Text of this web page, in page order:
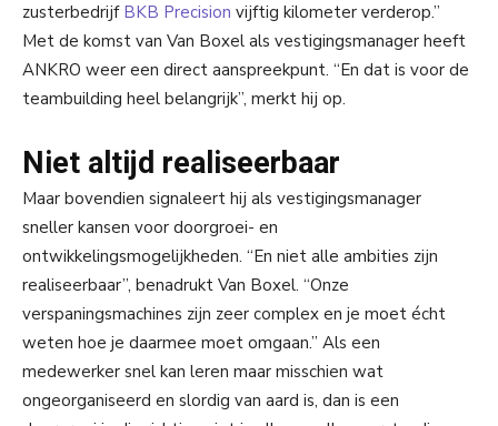
zusterbedrijf BKB Precision vijftig kilometer verderop.”
Met de komst van Van Boxel als vestigingsmanager heeft
ANKRO weer een direct aanspreekpunt. “En dat is voor de
teambuilding heel belangrijk”, merkt hij op.
Niet altijd realiseerbaar
Maar bovendien signaleert hij als vestigingsmanager
sneller kansen voor doorgroei- en
ontwikkelingsmogelijkheden. “En niet alle ambities zijn
realiseerbaar”, benadrukt Van Boxel. “Onze
verspaningsmachines zijn zeer complex en je moet écht
weten hoe je daarmee moet omgaan.” Als een
medewerker snel kan leren maar misschien wat
ongeorganiseerd en slordig van aard is, dan is een